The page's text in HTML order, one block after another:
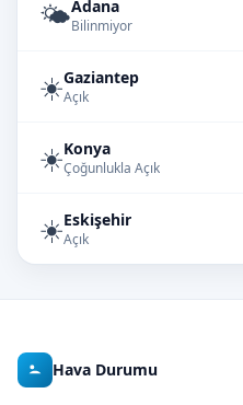
🌤️Adana
Bilinmiyor
☀️Gaziantep
Açık
☀️Konya
Çoğunlukla Açık
☀️Eskişehir
Açık
Hava Durumu